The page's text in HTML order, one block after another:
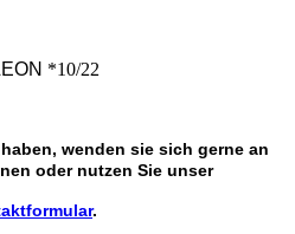
*10/22
wenden sie sich gerne an
oder nutzen Sie unser
.